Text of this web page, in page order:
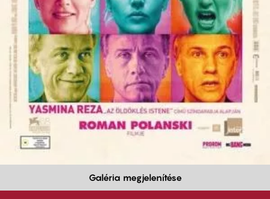
Galéria megjelenítése